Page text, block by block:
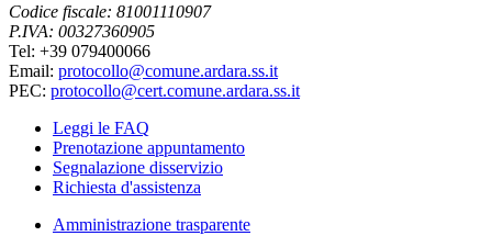
Codice fiscale: 81001110907
P.IVA: 00327360905
Tel: +39 079400066
Email: protocollo@comune.ardara.ss.it
PEC: protocollo@cert.comune.ardara.ss.it
Leggi le FAQ
Prenotazione appuntamento
Segnalazione disservizio
Richiesta d'assistenza
Amministrazione trasparente